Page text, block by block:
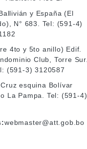
y España (El
N° 683. Tel: (591-4)
4to y 5to anillo) Edif.
Club, Torre
(591-3) 3120587
esquina Bolívar
La Pampa. Tel: (591-4)
webmaster@att.gob.bo